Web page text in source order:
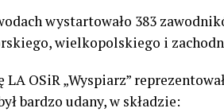
wystartowało 383
wielkopolskiego i
LA OSiR „Wyspiarz”
bardzo udany, w składzie: